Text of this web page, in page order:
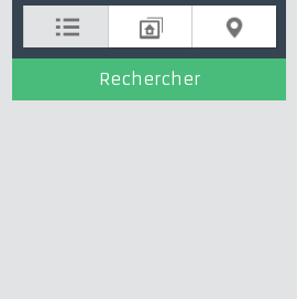
1 2 3 4 +